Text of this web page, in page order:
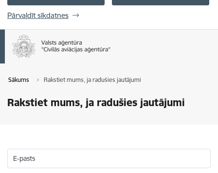
Pārvaldīt sīkdatnes
Sākums Rakstiet mums, ja radušies jautājumi
Rakstiet mums, ja radušies jautājumi
E-pasts